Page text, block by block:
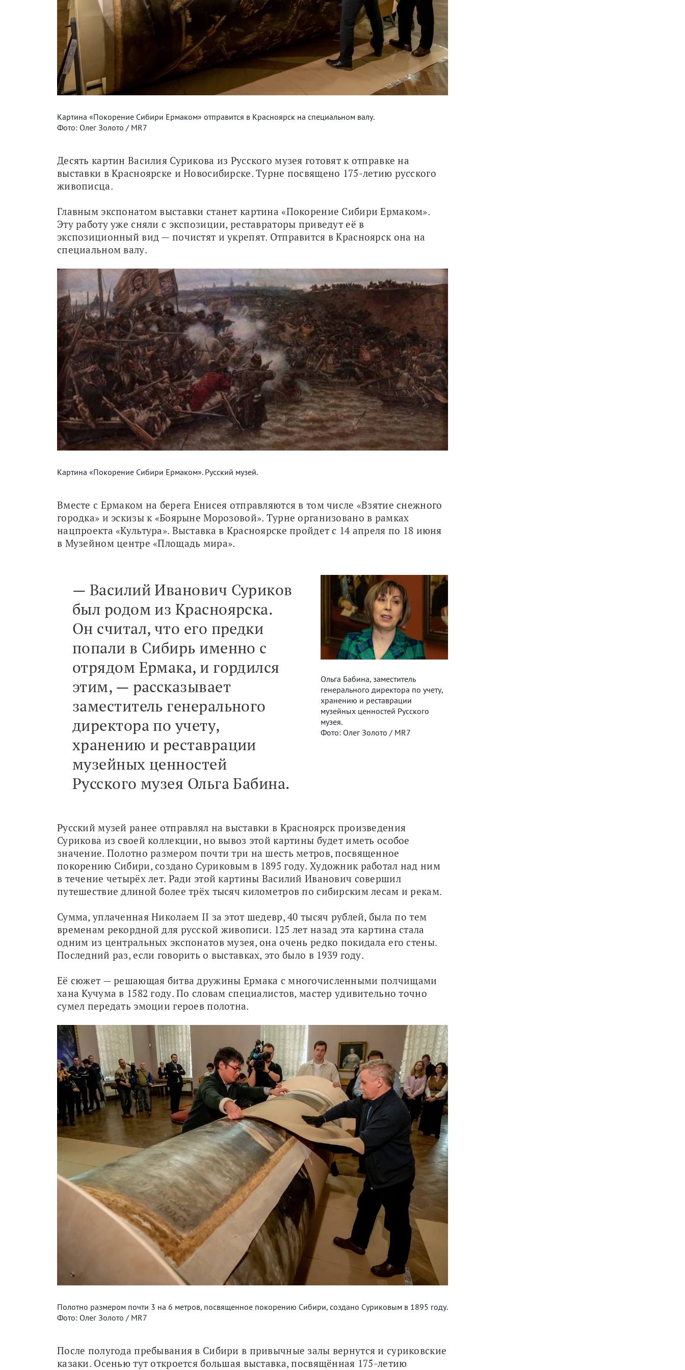
Картина «Покорение Сибири Ермаком» отправится в Красноярск на специальном валу.
Фото: Олег Золото / MR7
Десять картин Василия Сурикова из Русского музея готовят к отправке на
выставки в Красноярске и Новосибирске. Турне посвящено 175-летию русского
живописца.
Главным экспонатом выставки станет картина «Покорение Сибири Ермаком».
Эту работу уже сняли с экспозиции, реставраторы приведут её в
экспозиционный вид — почистят и укрепят. Отправится в Красноярск она на
специальном валу.
Картина «Покорение Сибири Ермаком». Русский музей.
Вместе с Ермаком на берега Енисея отправляются в том числе «Взятие снежного
городка» и эскизы к «Боярыне Морозовой». Турне организовано в рамках
нацпроекта «Культура». Выставка в Красноярске пройдет с 14 апреля по 18 июня
в Музейном центре «Площадь мира».
Ольга Бабина, заместитель
генерального директора по учету,
хранению и реставрации
музейных ценностей Русского
музея.
Фото: Олег Золото / MR7
— Василий Иванович Суриков
был родом из Красноярска.
Он считал, что его предки
попали в Сибирь именно с
отрядом Ермака, и гордился
этим, — рассказывает
заместитель генерального
директора по учету,
хранению и реставрации
музейных ценностей
Русского музея Ольга Бабина.
Русский музей ранее отправлял на выставки в Красноярск произведения
Сурикова из своей коллекции, но вывоз этой картины будет иметь особое
значение. Полотно размером почти три на шесть метров, посвященное
покорению Сибири, создано Суриковым в 1895 году. Художник работал над ним
в течение четырёх лет. Ради этой картины Василий Иванович совершил
путешествие длиной более трёх тысяч километров по сибирским лесам и рекам.
Сумма, уплаченная Николаем II за этот шедевр, 40 тысяч рублей, была по тем
временам рекордной для русской живописи. 125 лет назад эта картина стала
одним из центральных экспонатов музея, она очень редко покидала его стены.
Последний раз, если говорить о выставках, это было в 1939 году.
Её сюжет — решающая битва дружины Ермака с многочисленными полчищами
хана Кучума в 1582 году. По словам специалистов, мастер удивительно точно
сумел передать эмоции героев полотна.
Полотно размером почти 3 на 6 метров, посвященное покорению Сибири, создано Суриковым в 1895 году.
Фото: Олег Золото / MR7
После полугода пребывания в Сибири в привычные залы вернутся и суриковские
казаки. Осенью тут откроется большая выставка, посвящённая 175-летию